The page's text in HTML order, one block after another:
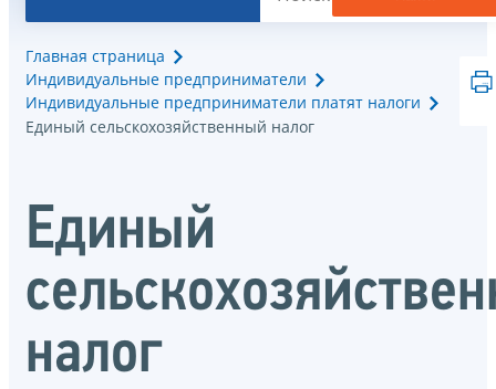
Главная страница
Индивидуальные предприниматели
Индивидуальные предприниматели платят налоги
Единый сельскохозяйственный налог
Единый
налог